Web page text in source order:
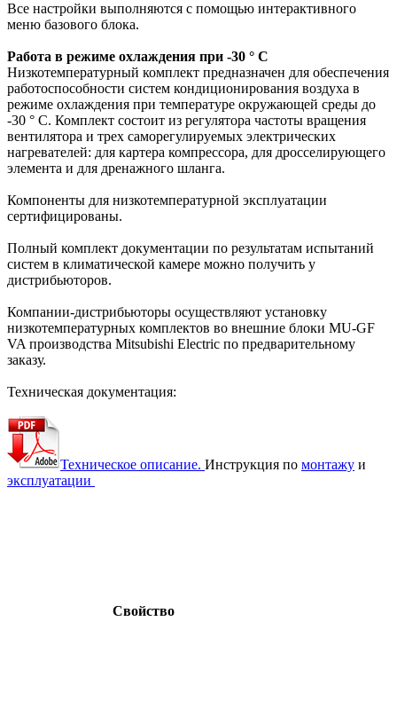
Все настройки выполняются с помощью интерактивного
меню базового блока.
Работа в режиме охлаждения при -30 ° С
Низкотемпературный комплект предназначен для обеспечения
работоспособности систем кондиционирования воздуха в
режиме охлаждения при температуре окружающей среды до
-30 ° С. Комплект состоит из регулятора частоты вращения
вентилятора и трех саморегулируемых электрических
нагревателей: для картера компрессора, для дросселирующего
элемента и для дренажного шланга.
Компоненты для низкотемпературной эксплуатации
сертифицированы.
Полный комплект документации по результатам испытаний
систем в климатической камере можно получить у
дистрибьюторов.
Компании-дистрибьюторы осуществляют установку
низкотемпературных комплектов во внешние блоки MU-GF
VA производства Mitsubishi Electric по предварительному
заказу.
Техническая документация:
Техническое описание. Инструкция по монтажу и
эксплуатации
Свойство